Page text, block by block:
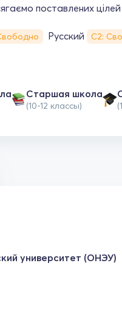
поставлених цілей
Русский С2:
Cтаршая школа
(10-12 классы)
университет (ОНЭУ)